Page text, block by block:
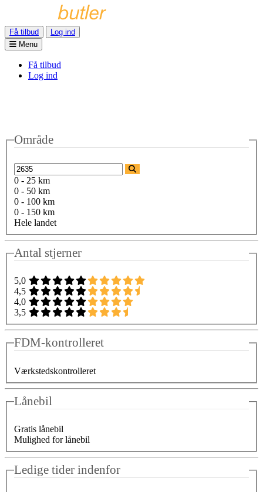
Få tilbud
Log ind
Menu
Få tilbud
Log ind
Område
0 - 25 km
0 - 50 km
0 - 100 km
0 - 150 km
Hele landet
Antal stjerner
5,0
4,5
4,0
3,5
FDM-kontrolleret
Værkstedskontrolleret
Lånebil
Gratis lånebil
Mulighed for lånebil
Ledige tider indenfor